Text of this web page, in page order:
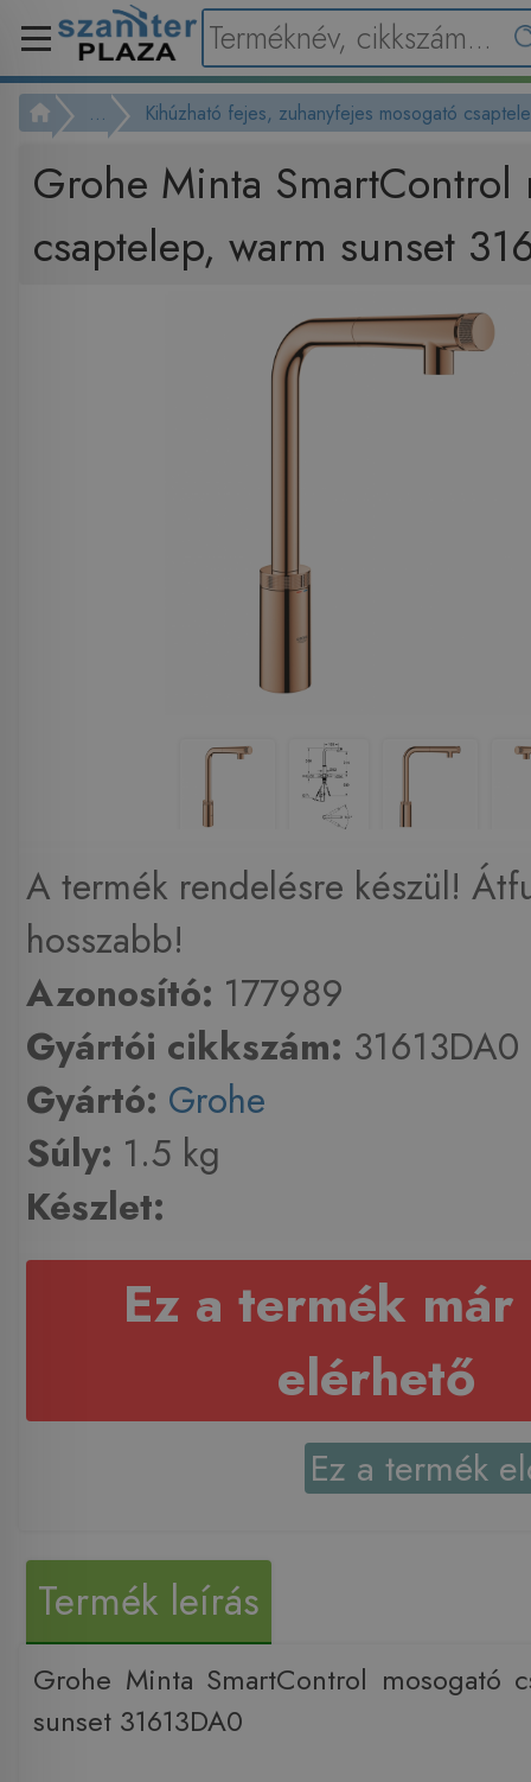
... Kihúzható fejes, zuhanyfejes mosogató
Grohe Minta SmartControl
csaptelep, warm sunset
A termék rendelésre készül!
hosszabb!
Azonosító: 177989
Gyártói cikkszám: 31613DA0
Gyártó: Grohe
Súly: 1.5 kg
Készlet:
Ez a termék már
elérhető
Ez a termék
Termék leírás
Grohe Minta SmartControl mosogató
sunset 31613DA0